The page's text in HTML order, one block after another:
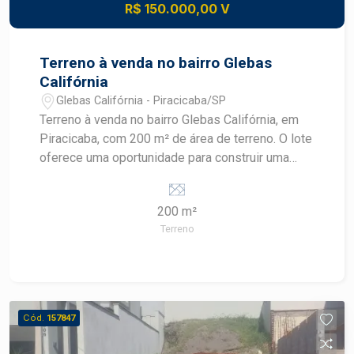
R$ 150.000,00 V
Terreno à venda no bairro Glebas
Califórnia
Glebas Califórnia - Piracicaba/SP
Terreno à venda no bairro Glebas Califórnia, em
Piracicaba, com 200 m² de área de terreno. O lote
oferece uma oportunidade para construir uma
IMÓVEL - Terreno residencial - 200 m² de área
de terreno - Localizado no bairro Glebas
DIFERENCIAIS DO IMÓVEL - Área de terreno de
200 m² - Possibilidade de desenvolver projeto
personalizado - Espaço para construir conforme
200 m²
Terreno
Cód. 157847